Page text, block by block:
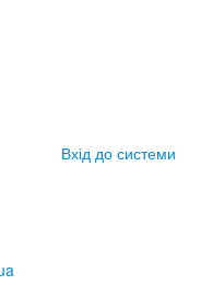
Вхід до системи